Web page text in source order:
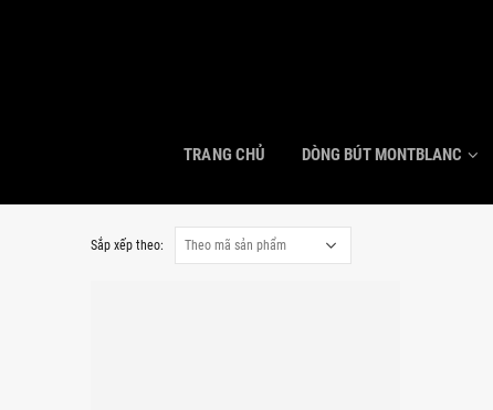
TRANG CHỦ DÒNG BÚT MONTBLANC
Sắp xếp theo: